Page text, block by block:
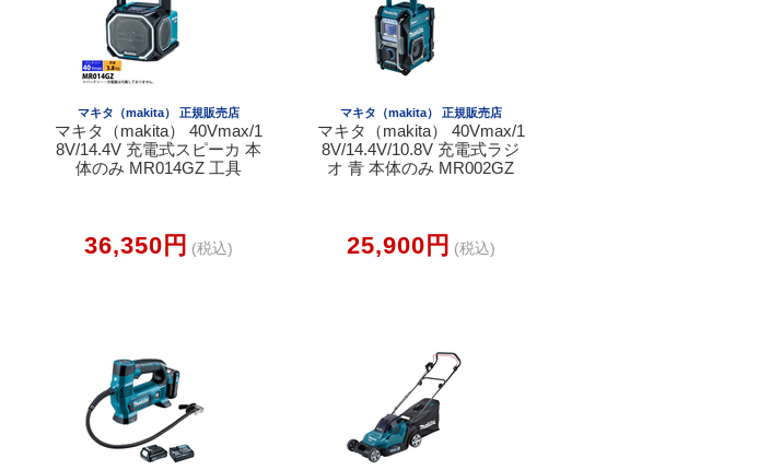
マキタ（makita） 正規販売店
マキタ（makita） 40Vmax/1
8V/14.4V 充電式スピーカ 本
体のみ MR014GZ 工具
36,350円 (税込)
マキタ（makita） 正規販売店
マキタ（makita） 40Vmax/1
8V/14.4V/10.8V 充電式ラジ
オ 青 本体のみ MR002GZ
25,900円 (税込)